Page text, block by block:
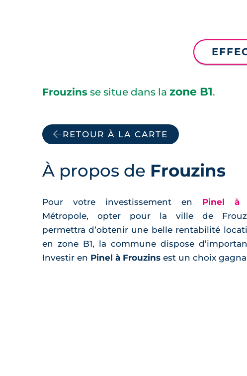
Frouzinsse situe dans la zone B1.
RETOUR À LA CARTE
À propos de Frouzins
Pour votre investissement en Pinel à
Métropole, opter pour la ville de
permettra d’obtenir une belle rentabilité
en zone B1, la commune dispose
Investir en Pinel à Frouzinsest un choix